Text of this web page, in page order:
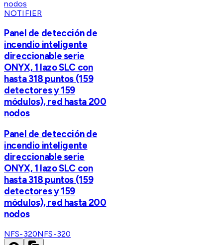
NOTIFIER
Panel de detección de
incendio inteligente
direccionable serie
ONYX, 1 lazo SLC con
hasta 318 puntos (159
detectores y 159
módulos), red hasta 200
nodos
Panel de detección de
incendio inteligente
direccionable serie
ONYX, 1 lazo SLC con
hasta 318 puntos (159
detectores y 159
módulos), red hasta 200
nodos
NFS-320NFS-320